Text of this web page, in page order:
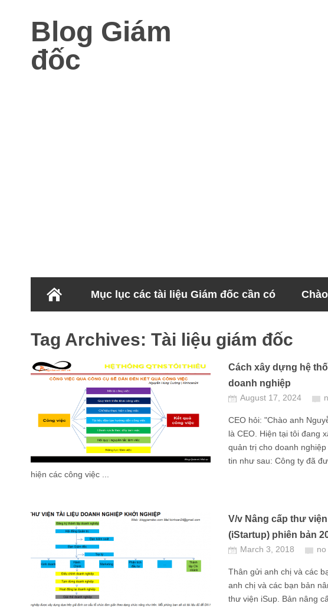
Blog Giám
đốc
Mục lục các tài liệu Giám đốc cần có
Tag Archives: Tài liệu giám đốc
Cách xây dựng hệ
doanh nghiệp
August 17, 2024
CEO hỏi: "Chào anh
là CEO. Hiện tại tôi đang
quản trị cho doanh
tin như sau: Công ty đã
hiện các công việc ...
V/v Nâng cấp thư
(iStartup) phiên bản
March 3, 2018
Thân gửi anh chị và các
anh chị và các bạn bản
thư viện iSup. Bản nâng